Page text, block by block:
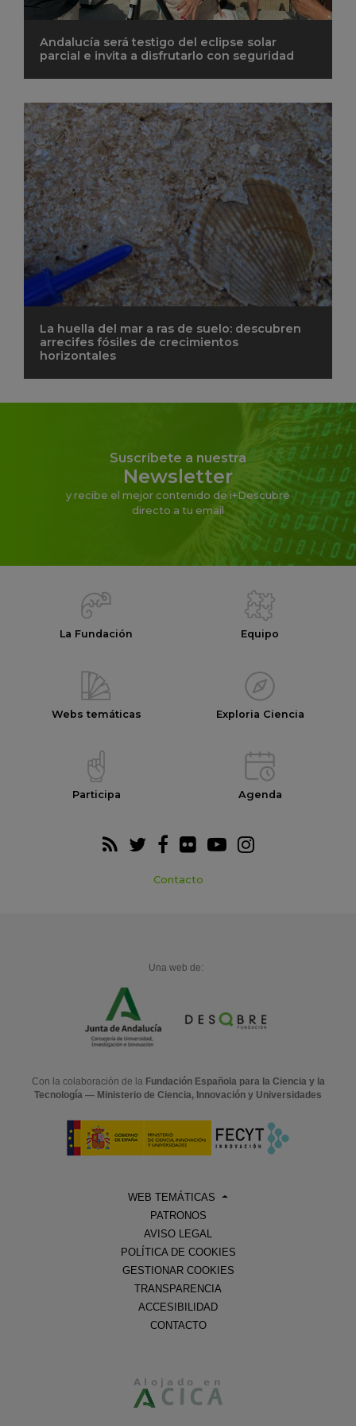
Andalucía será testigo del eclipse solar
parcial e invita a disfrutarlo con seguridad
La huella del mar a ras de suelo: descubren
arrecifes fósiles de crecimientos
horizontales
Suscríbete a nuestra
Newsletter
y recibe el mejor contenido de i+Descubre
directo a tu email
La Fundación Equipo
Webs temáticas Exploria Ciencia
Participa Agenda
Contacto
Una web de:
Con la colaboración de la Fundación Española para la Ciencia y la
Tecnología — Ministerio de Ciencia, Innovación y Universidades
WEB TEMÁTICAS
PATRONOS
AVISO LEGAL
POLÍTICA DE COOKIES
GESTIONAR COOKIES
TRANSPARENCIA
ACCESIBILIDAD
CONTACTO